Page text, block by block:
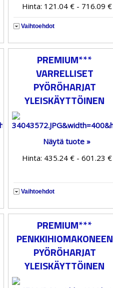
Hinta: 121.04 € - 716.09 €
Vaihtoehdot
PREMIUM***
VARRELLISET
PYÖRÖHARJAT
YLEISKÄYTTÖINEN
Näytä tuote »
Hinta: 435.24 € - 601.23 €
Vaihtoehdot
PREMIUM***
PENKKIHIOMAKONEEN
PYÖRÖHARJAT
YLEISKÄYTTÖINEN